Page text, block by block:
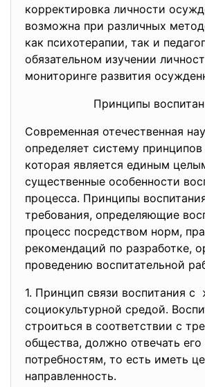
корректировка личности
возможна при различных
как психотерапии, так и
обязательном изучении
мониторинге развития
Принципы
Современная отечественная
определяет систему принципов
которая является единым
существенные особенности
процесса. Принципы
требования, определяющие
процесс посредством норм,
рекомендаций по разработке,
проведению воспитательной
1. Принцип связи воспитания с
социокультурной средой.
строиться в соответствии с
общества, должно отвечать его
потребностям, то есть иметь
направленность.